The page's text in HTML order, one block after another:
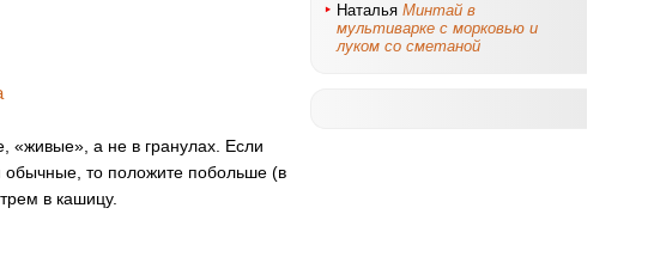
«живые», а не в гранулах. Если
обычные, то положите побольше (в
в кашицу.
Наталья Минтай в
мультиварке с морковью и
луком со сметаной